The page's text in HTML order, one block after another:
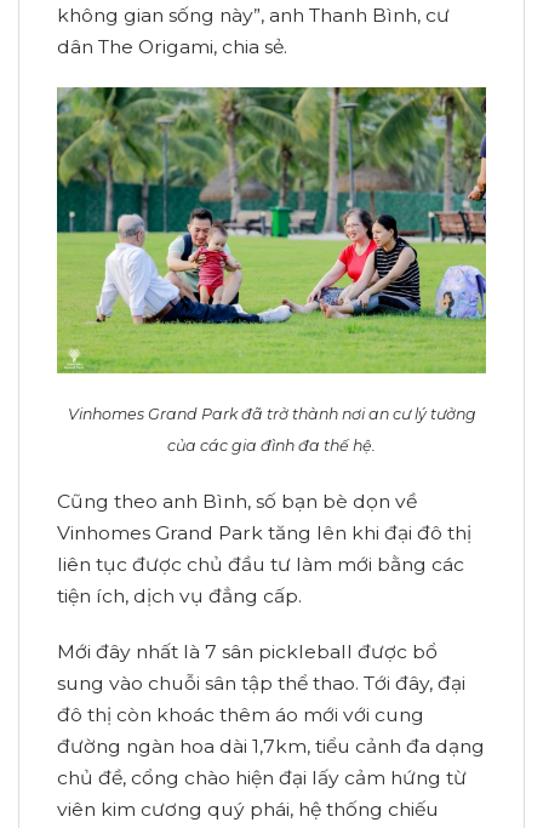
không gian sống này”, anh Thanh Bình, cư
dân The Origami, chia sẻ.
Vinhomes Grand Park đã trở thành nơi an cư lý tưởng
của các gia đình đa thế hệ.
Cũng theo anh Bình, số bạn bè dọn về
Vinhomes Grand Park tăng lên khi đại đô thị
liên tục được chủ đầu tư làm mới bằng các
tiện ích, dịch vụ đẳng cấp.
Mới đây nhất là 7 sân pickleball được bổ
sung vào chuỗi sân tập thể thao. Tới đây, đại
đô thị còn khoác thêm áo mới với cung
đường ngàn hoa dài 1,7km, tiểu cảnh đa dạng
chủ đề, cổng chào hiện đại lấy cảm hứng từ
viên kim cương quý phái, hệ thống chiếu